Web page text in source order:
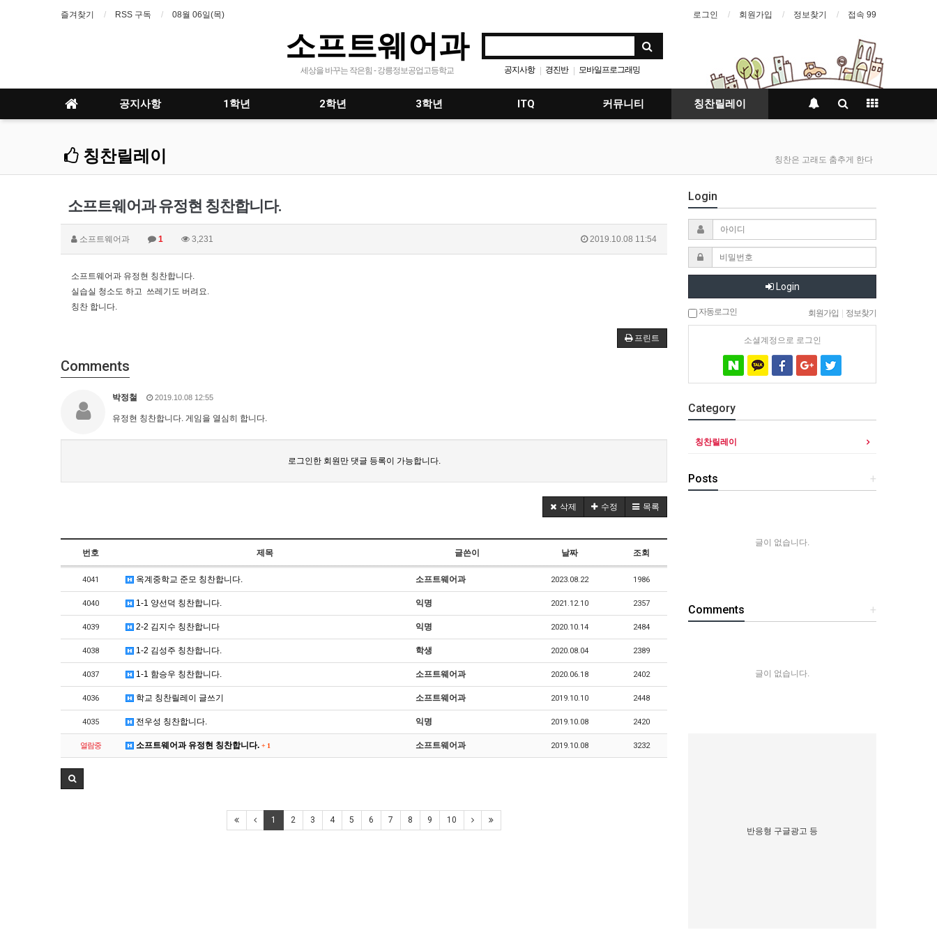
즐겨찾기 RSS 구독 08월 06일(목) 로그인 회원가입 정보찾기 접속 99
소프트웨어과
세상을 바꾸는 작은힘 - 강릉정보공업고등학교 공지사항 | 경진반 | 모바일프로그래밍
공지사항 1학년 2학년 3학년 ITQ 커뮤니티 칭찬릴레이
칭찬릴레이 칭찬은 고래도 춤추게 한다
소프트웨어과 유정현 칭찬합니다.
소프트웨어과 1 3,231 2019.10.08 11:54
소프트웨어과 유정현 칭찬합니다.
실습실 청소도 하고 쓰레기도 버려요.
칭찬 합니다.
프린트
Comments
박정철 2019.10.08 12:55
유정현 칭찬합니다. 게임을 열심히 합니다.
로그인한 회원만 댓글 등록이 가능합니다.
삭제 수정 목록
번호 제목 글쓴이 날짜 조회
4041 옥계중학교 준모 칭찬합니다. 소프트웨어과 2023.08.22 1986
4040 1-1 양선덕 칭찬합니다. 익명 2021.12.10 2357
4039 2-2 김지수 칭찬합니다 익명 2020.10.14 2484
4038 1-2 김성주 칭찬합니다. 학생 2020.08.04 2389
4037 1-1 함승우 칭찬합니다. 소프트웨어과 2020.06.18 2402
4036 학교 칭찬릴레이 글쓰기 소프트웨어과 2019.10.10 2448
4035 전우성 칭찬합니다. 익명 2019.10.08 2420
열람중 소프트웨어과 유정현 칭찬합니다. + 1 소프트웨어과 2019.10.08 3232
1 2 3 4 5 6 7 8 9 10
Login
Login
자동로그인 회원가입 정보찾기
소셜계정으로 로그인
Category
칭찬릴레이
+
Posts
글이 없습니다.
+
Comments
글이 없습니다.
반응형 구글광고 등